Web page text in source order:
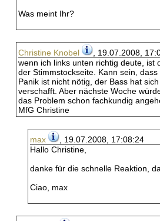
Was meint Ihr?
Christine Knobel
, 19.07.2008,
wenn ich links unten richtig deute, ist
der Stimmstockseite. Kann sein, dass
Panik ist nicht nötig, der Bass hat
verschafft. Aber nächste Woche
das Problem schon fachkundig
MfG Christine
max
, 19.07.2008, 17:08:24
Hallo Christine,
danke für die schnelle Reaktion,
Ciao, max